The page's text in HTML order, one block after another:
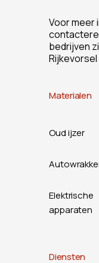
Voor meer
bedrijven
Materialen
Oud ijzer
Elektrische
apparaten
Diensten